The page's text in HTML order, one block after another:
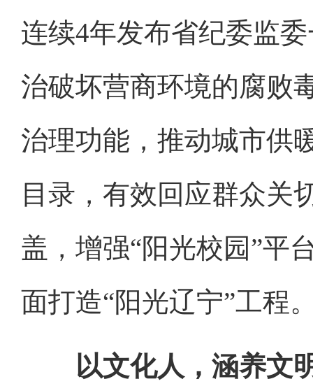
连续4年发布省纪委监
治破坏营商环境的腐败
治理功能，推动城市供
目录，有效回应群众关
盖，增强“阳光校园”平
面打造“阳光辽宁”工程
以文化人，涵养文